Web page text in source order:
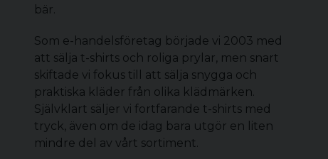
bär.
Som e-handelsföretag började vi 2003 med
att sälja t-shirts och roliga prylar, men snart
skiftade vi fokus till att sälja snygga och
praktiska kläder från olika klädmärken.
Självklart säljer vi fortfarande t-shirts med
tryck, även om de idag bara utgör en liten
mindre del av vårt sortiment.